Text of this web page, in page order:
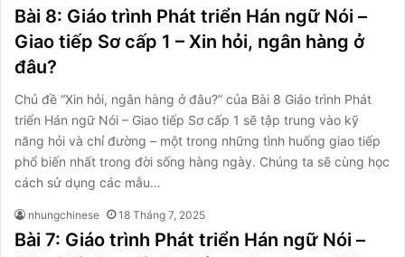
Bài 8: Giáo trình Phát triển Hán ngữ Nói –
Giao tiếp Sơ cấp 1 – Xin hỏi, ngân hàng ở
đâu?
Chủ đề “Xin hỏi, ngân hàng ở đâu?” của Bài 8 Giáo trình Phát
triển Hán ngữ Nói – Giao tiếp Sơ cấp 1 sẽ tập trung vào kỹ
năng hỏi và chỉ đường – một trong những tình huống giao tiếp
phổ biến nhất trong đời sống hàng ngày. Chúng ta sẽ cùng học
cách sử dụng các mẫu…
nhungchinese 18 Tháng 7, 2025
Bài 7: Giáo trình Phát triển Hán ngữ Nói –